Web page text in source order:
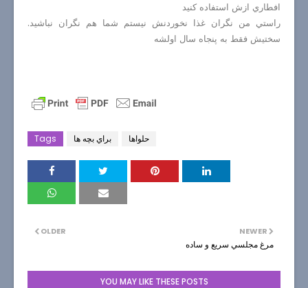
افطاري ازش استفاده كنيد
راستي من نگران غذا نخوردنش نيستم شما هم نگران نباشيد.
سختيش فقط به پنجاه سال اولشه
Tags براي بچه ها حلواها
NEWER
مرغ مجلسي سريع و ساده
OLDER
YOU MAY LIKE THESE POSTS